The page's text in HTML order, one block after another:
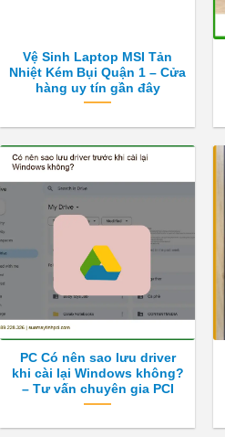
Vệ Sinh Laptop MSI Tản
Nhiệt Kém Bụi Quận 1 – Cửa
hàng uy tín gần đây
PC Có nên sao lưu driver
khi cài lại Windows không?
– Tư vấn chuyên gia PCI